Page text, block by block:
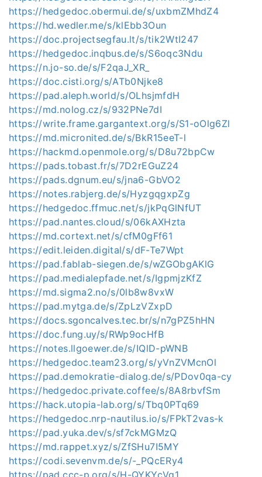
https://hedgedoc.obermui.de/s/uxbmZMhdZ4
https://hd.wedler.me/s/klEbb3Oun
https://doc.projectsegfau.lt/s/tik2WtI247
https://hedgedoc.inqbus.de/s/S6oqc3Ndu
https://n.jo-so.de/s/F2qaJ_XR_
https://doc.cisti.org/s/ATb0Njke8
https://pad.aleph.world/s/OLhsjmfdH
https://md.nolog.cz/s/932PNe7dI
https://write.frame.gargantext.org/s/S1-oOlg6Zl
https://md.micronited.de/s/BkR15eeT-l
https://hackmd.openmole.org/s/D8u72bpCw
https://pads.tobast.fr/s/7D2rEGuZ24
https://pads.dgnum.eu/s/jna6-GbVO2
https://notes.rabjerg.de/s/HyzgqgxpZg
https://hedgedoc.ffmuc.net/s/jkPqGlNfUT
https://pad.nantes.cloud/s/06kAXHzta
https://md.cortext.net/s/cfM0gFf61
https://edit.leiden.digital/s/dF-Te7Wpt
https://pad.fablab-siegen.de/s/wZGObgAKlG
https://pad.medialepfade.net/s/IgpmjzKfZ
https://md.sigma2.no/s/0lb8w8vxW
https://pad.mytga.de/s/ZpLzVZxpD
https://docs.sgoncalves.tec.br/s/n7gPZ5hHN
https://doc.fung.uy/s/RWp9ocHfB
https://notes.llgoewer.de/s/IQlD-pWNB
https://hedgedoc.team23.org/s/yVnZVMcnOl
https://pad.demokratie-dialog.de/s/PDov0qa-cy
https://hedgedoc.private.coffee/s/8A8rbvfSm
https://hack.utopia-lab.org/s/Tbq0PTq69
https://hedgedoc.nrp-nautilus.io/s/FPkT2vas-k
https://pad.yuka.dev/s/sf7ckMGMzQ
https://md.rappet.xyz/s/ZfSHu7I5MY
https://codi.sevenvm.de/s/-_PQcERy4